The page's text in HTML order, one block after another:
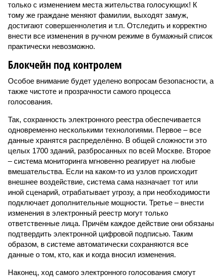
только с изменением места жительства голосующих! К
тому же граждане меняют фамилии, выходят замуж,
достигают совершеннолетия и т.п. Отследить и корректно
внести все изменения в ручном режиме в бумажный список
практически невозможно.
Блокчейн под контролем
Особое внимание будет уделено вопросам безопасности, а
также чистоте и прозрачности самого процесса
голосования.
Так, сохранность электронного реестра обеспечивается
одновременно несколькими технологиями. Первое – все
данные хранятся распределённо. В общей сложности это
целых 1700 зданий, разбросанных по всей Москве. Второе
– система мониторинга мгновенно реагирует на любые
вмешательства. Если на каком-то из узлов происходит
внешнее воздействие, система сама назначает тот или
иной сценарий, отрабатывает угрозу, а при необходимости
подключает дополнительные мощности. Третье – внести
изменения в электронный реестр могут только
ответственные лица. Причём каждое действие они обязаны
подтвердить электронной цифровой подписью. Таким
образом, в системе автоматически сохраняются все
данные о том, кто, как и когда вносил изменения.
Наконец, ход самого электронного голосования смогут